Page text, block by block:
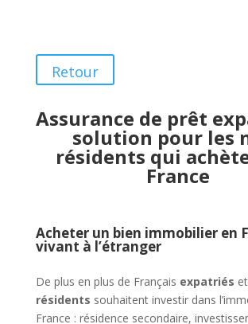
Retour
Assurance de prêt
solution pour les
résidents qui
France
Acheter un bien immobilier en
vivant à l’étranger
De plus en plus de Français expatriés
résidents souhaitent investir dans
France : résidence secondaire,